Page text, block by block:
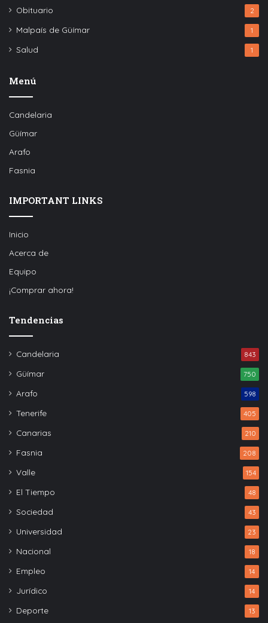
Obituario 2
Malpaís de Güímar 1
Salud 1
Menú
Candelaria
Güímar
Arafo
Fasnia
IMPORTANT LINKS
Inicio
Acerca de
Equipo
¡Comprar ahora!
Tendencias
Candelaria 843
Güímar 750
Arafo 598
Tenerife 405
Canarias 210
Fasnia 208
Valle 154
El Tiempo 48
Sociedad 43
Universidad 23
Nacional 18
Empleo 14
Jurídico 14
Deporte 13